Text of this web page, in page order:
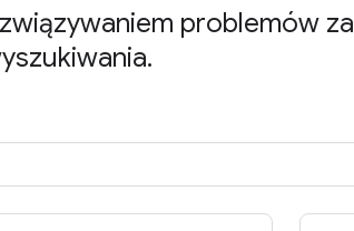
problemów za